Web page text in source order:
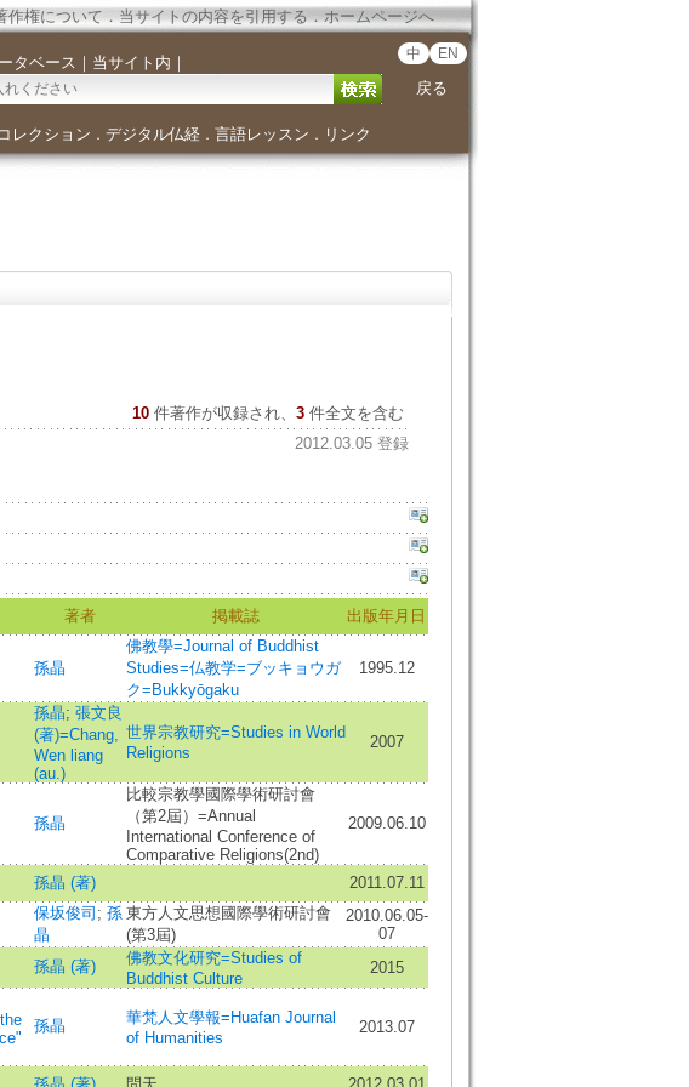
作権について．当サイトの内容を引用する．ホームページへ
タベース ｜ 当サイト内 ｜ 中 EN
戻る
レクション ． デジタル仏経． 言語レッスン ． リンク
10 件著作が収録され、 3件全文を含む
2012.03.05 登録
著者 掲載誌 出版年月日
孫晶
佛教學=Journal of Buddhist
Studies=仏教学=ブッキョウガ
ク=Bukkyōgaku
1995.12
孫晶; 張文良
(著)=Chang,
Wen liang
(au.)
世界宗教研究=Studies in World
Religions
2007
孫晶
比較宗教學國際學術研討會
（第2屆）=Annual
International Conference of
Comparative Religions(2nd)
2009.06.10
孫晶 (著) 2011.07.11
保坂俊司 ; 孫
晶
東方人文思想國際學術研討會
(第3屆)
2010.06.05-
07
孫晶 (著)
佛教文化研究=Studies of
Buddhist Culture
2015
孫晶
華梵人文學報=Huafan Journal
of Humanities
2013.07